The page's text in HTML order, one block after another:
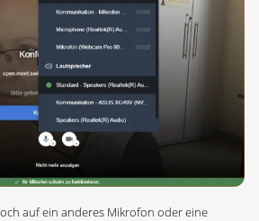
auf ein anderes Mikrofon oder eine